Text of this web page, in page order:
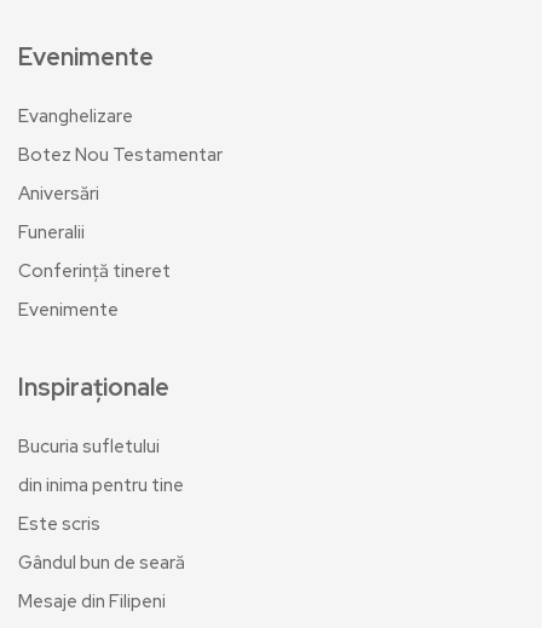
Evenimente
Evanghelizare
Botez Nou Testamentar
Aniversări
Funeralii
Conferință tineret
Evenimente
Inspiraționale
Bucuria sufletului
din inima pentru tine
Este scris
Gândul bun de seară
Mesaje din Filipeni